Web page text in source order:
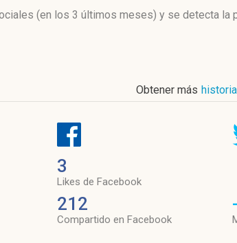
(en los 3 últimos meses) y se detecta la
Obtener más
3
Likes de Facebook
212
Compartido en Facebook
-